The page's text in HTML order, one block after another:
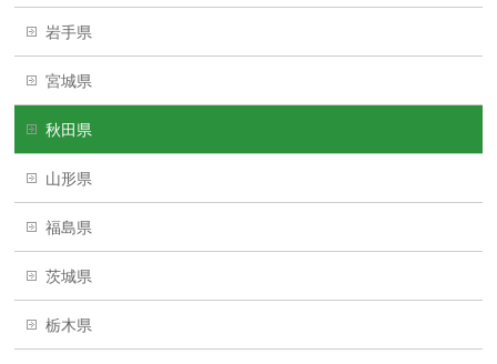
岩手県
宮城県
秋田県
山形県
福島県
茨城県
栃木県